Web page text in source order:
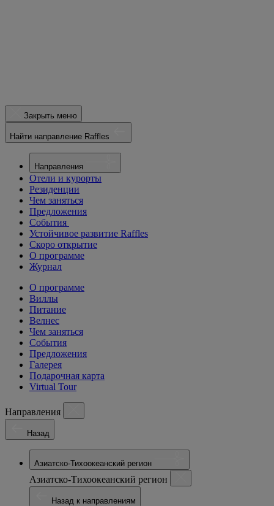
Закрыть меню
Найти направление Raffles
Направления
Отели и курорты
Резиденции
Чем заняться
Предложения
События
Устойчивое развитие Raffles
Скоро открытие
О программе
Журнал
О программе
Виллы
Питание
Велнес
Чем заняться
События
Предложения
Галерея
Подарочная карта
Virtual Tour
Направления
Назад
Азиатско-Тихоокеанский регион
Азиатско-Тихоокеанский регион
Назад к направлениям